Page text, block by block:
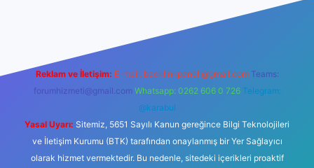
Reklam ve İletişim: E-mail: backlinkpaneli@gmail.com Teams:
forumhizmeti@gmail.com Whatsapp: 0262 606 0 726 Telegram:
@karabul
Yasal Uyarı: Sitemiz, 5651 Sayılı Kanun gereğince Bilgi Teknolojileri
ve İletişim Kurumu (BTK) tarafından onaylanmış bir Yer Sağlayıcı
olarak hizmet vermektedir. Bu nedenle, sitedeki içerikleri proaktif